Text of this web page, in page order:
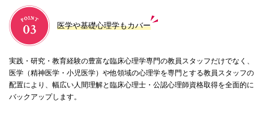
医学や基礎心理学もカバー
実践・研究・教育経験の豊富な臨床心理学専門の教員スタッフだけでなく、
医学（精神医学・小児医学）や他領域の心理学を専門とする教員スタッフの
配置により、幅広い人間理解と臨床心理士・公認心理師資格取得を全面的に
バックアップします。